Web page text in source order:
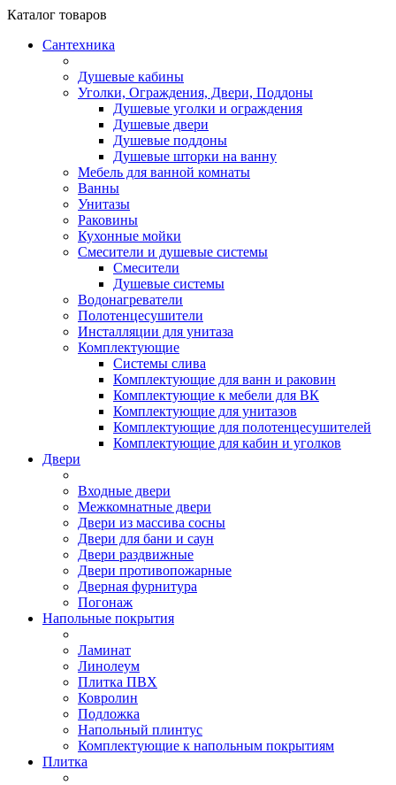
Каталог товаров
Сантехника
Душевые кабины
Уголки, Ограждения, Двери, Поддоны
Душевые уголки и ограждения
Душевые двери
Душевые поддоны
Душевые шторки на ванну
Мебель для ванной комнаты
Ванны
Унитазы
Раковины
Кухонные мойки
Смесители и душевые системы
Смесители
Душевые системы
Водонагреватели
Полотенцесушители
Инсталляции для унитаза
Комплектующие
Системы слива
Комплектующие для ванн и раковин
Комплектующие к мебели для ВК
Комплектующие для унитазов
Комплектующие для полотенцесушителей
Комплектующие для кабин и уголков
Двери
Входные двери
Межкомнатные двери
Двери из массива сосны
Двери для бани и саун
Двери раздвижные
Двери противопожарные
Дверная фурнитура
Погонаж
Напольные покрытия
Ламинат
Линолеум
Плитка ПВХ
Ковролин
Подложка
Напольный плинтус
Комплектующие к напольным покрытиям
Плитка